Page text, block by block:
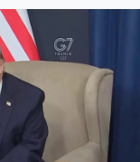
援板在水面穿梭，並
救援人員利用繩索牽
及救生艇難以到達的
建救生浮橋，救援人
者。「直升機請快速
機接受急救，與此同
應急排澇組合，在現